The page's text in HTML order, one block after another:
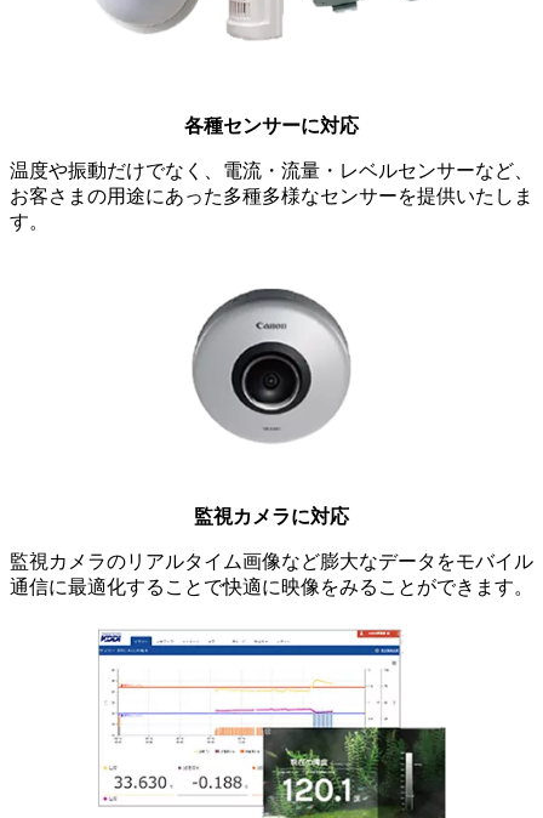
各種センサーに対応
温度や振動だけでなく、電流・流量・レベルセンサーなど、
お客さまの用途にあった多種多様なセンサーを提供いたしま
す。
監視カメラに対応
監視カメラのリアルタイム画像など膨大なデータをモバイル
通信に最適化することで快適に映像をみることができます。